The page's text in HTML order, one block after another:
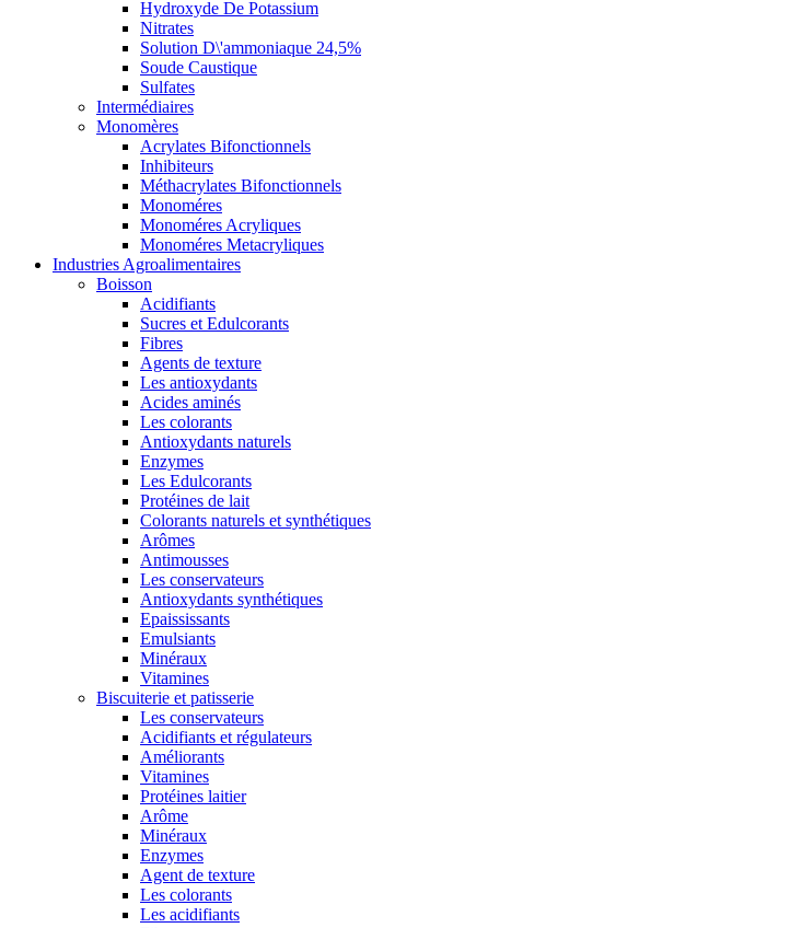
Hydroxyde De Potassium
Nitrates
Solution D\'ammoniaque 24,5%
Soude Caustique
Sulfates
Intermédiaires
Monomères
Acrylates Bifonctionnels
Inhibiteurs
Méthacrylates Bifonctionnels
Monoméres
Monoméres Acryliques
Monoméres Metacryliques
Industries Agroalimentaires
Boisson
Acidifiants
Sucres et Edulcorants
Fibres
Agents de texture
Les antioxydants
Acides aminés
Les colorants
Antioxydants naturels
Enzymes
Les Edulcorants
Protéines de lait
Colorants naturels et synthétiques
Arômes
Antimousses
Les conservateurs
Antioxydants synthétiques
Epaississants
Emulsiants
Minéraux
Vitamines
Biscuiterie et patisserie
Les conservateurs
Acidifiants et régulateurs
Améliorants
Vitamines
Protéines laitier
Arôme
Minéraux
Enzymes
Agent de texture
Les colorants
Les acidifiants